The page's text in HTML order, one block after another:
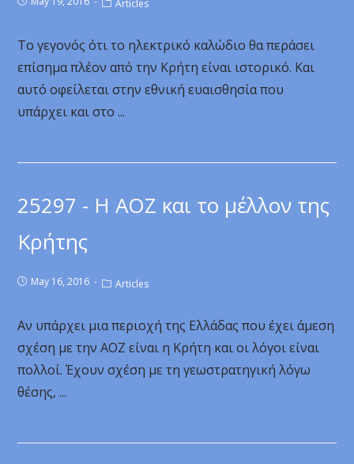
Articles
Το γεγονός ότι το ηλεκτρικό καλώδιο θα περάσει
επίσημα πλέον από την Κρήτη είναι ιστορικό. Και
αυτό οφείλεται στην εθνική ευαισθησία που
υπάρχει και στο ...
25297 - Η ΑΟΖ και το μέλλον της
Κρήτης
May 16, 2016 Articles
Αν υπάρχει μια περιοχή της Ελλάδας που έχει άμεση
σχέση με την ΑΟΖ είναι η Κρήτη και οι λόγοι είναι
πολλοί. Έχουν σχέση με τη γεωστρατηγική λόγω
θέσης, ...